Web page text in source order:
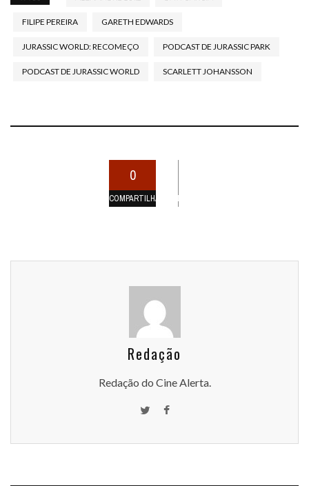
FILIPE PEREIRA GARETH EDWARDS
JURASSIC WORLD: RECOMEÇO PODCAST DE JURASSIC PARK
PODCAST DE JURASSIC WORLD SCARLETT JOHANSSON
0
COMPARTILHAMENTOS
Redação
Redação do Cine Alerta.